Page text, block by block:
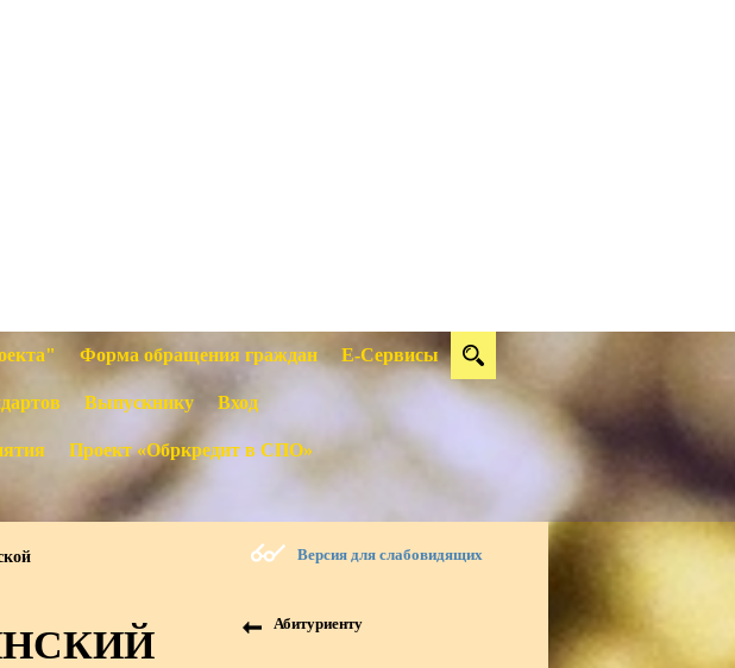
Форма обращения граждан Е-Сервисы
Выпускнику
Проект «Обркредит в СПО»
Вход
Версия для слабовидящих
Абитуриенту